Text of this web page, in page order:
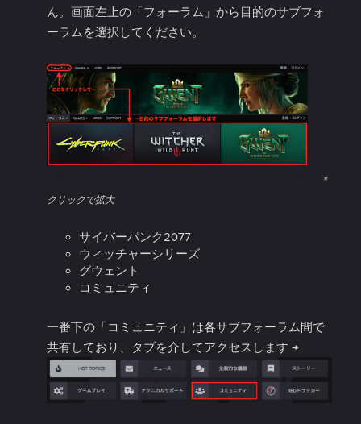
ん。画面左上の「フォーラム」から目的のサブフォ
ーラムを選択してください。
＊
クリックで拡大
サイバーパンク2077
ウィッチャーシリーズ
グウェント
コミュニティ
一番下の「コミュニティ」は各サブフォーラム間で
共有しており、タブを介してアクセスします →